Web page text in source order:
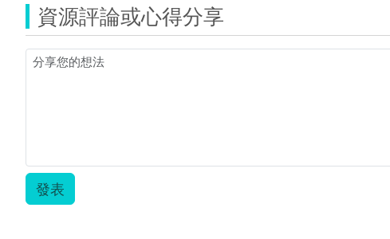
資源評論或心得分享
發表